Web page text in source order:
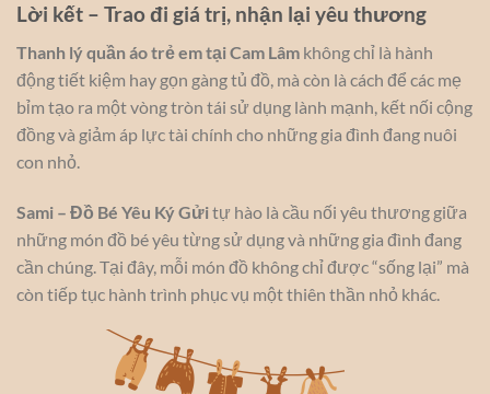
Lời kết – Trao đi giá trị, nhận lại yêu thương
Thanh lý quần áo trẻ em tại Cam Lâm không chỉ là hành
động tiết kiệm hay gọn gàng tủ đồ, mà còn là cách để các mẹ
bỉm tạo ra một vòng tròn tái sử dụng lành mạnh, kết nối cộng
đồng và giảm áp lực tài chính cho những gia đình đang nuôi
con nhỏ.
Sami – Đồ Bé Yêu Ký Gửitự hào là cầu nối yêu thương giữa
những món đồ bé yêu từng sử dụng và những gia đình đang
cần chúng. Tại đây, mỗi món đồ không chỉ được “sống lại” mà
còn tiếp tục hành trình phục vụ một thiên thần nhỏ khác.